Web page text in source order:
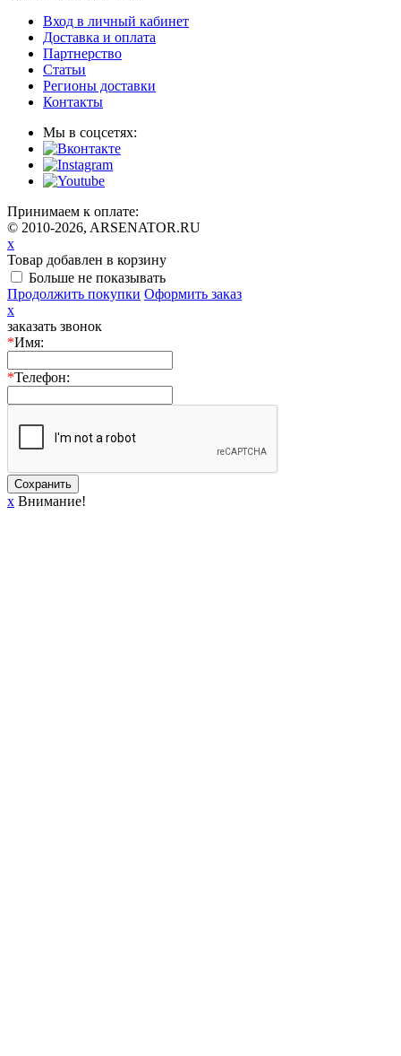
Вход в личный кабинет
Доставка и оплата
Партнерство
Статьи
Регионы доставки
Контакты
Мы в соцсетях:
Принимаем к оплате:
© 2010-2026, ARSENATOR.RU
x
Товар добавлен в корзину
Больше не показывать
Продолжить покупки Оформить заказ
x
заказать звонок
*Имя:
*Телефон:
Сохранить
x Внимание!